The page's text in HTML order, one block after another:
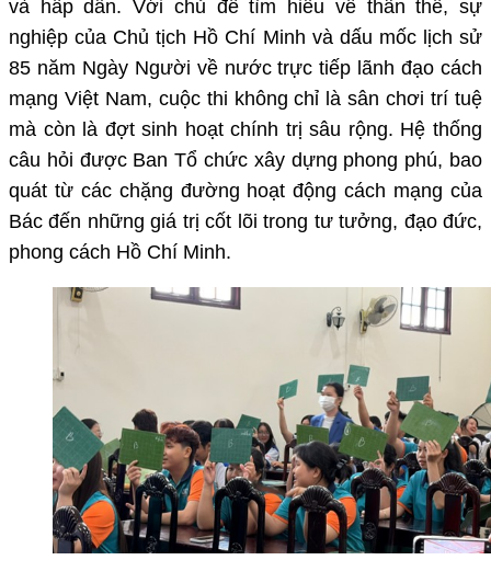
và hấp dẫn. Với chủ đề tìm hiểu về thân thế, sự
nghiệp của Chủ tịch Hồ Chí Minh và dấu mốc lịch sử
85 năm Ngày Người về nước trực tiếp lãnh đạo cách
mạng Việt Nam, cuộc thi không chỉ là sân chơi trí tuệ
mà còn là đợt sinh hoạt chính trị sâu rộng. Hệ thống
câu hỏi được Ban Tổ chức xây dựng phong phú, bao
quát từ các chặng đường hoạt động cách mạng của
Bác đến những giá trị cốt lõi trong tư tưởng, đạo đức,
phong cách Hồ Chí Minh.